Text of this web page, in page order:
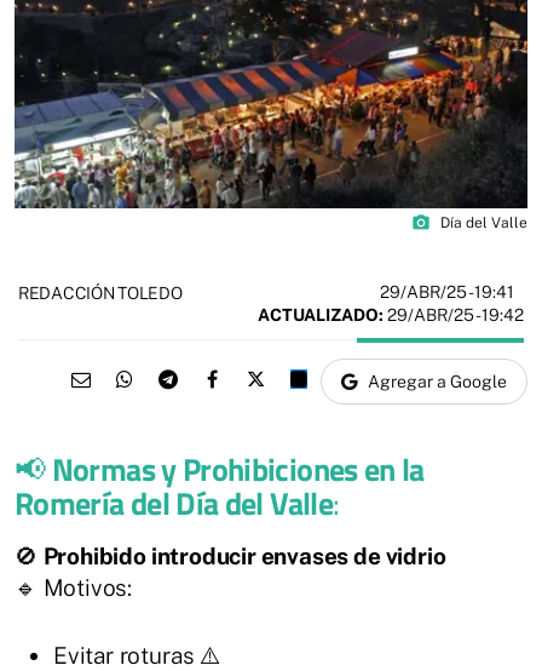
photo_camera Día del Valle
REDACCIÓN TOLEDO 29/ABR/25- 19:41
ACTUALIZADO: 29/ABR/25 - 19:42
Agregar a Google
📢Normas y Prohibiciones en la
Romería del Día del Valle:
🚫 Prohibido introducir envases de vidrio
🔹 Motivos:
Evitar roturas ⚠️